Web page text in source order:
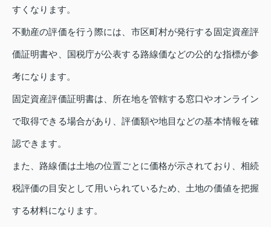
すくなります。
不動産の評価を行う際には、市区町村が発行する固定資産評
価証明書や、国税庁が公表する路線価などの公的な指標が参
考になります。
固定資産評価証明書は、所在地を管轄する窓口やオンライン
で取得できる場合があり、評価額や地目などの基本情報を確
認できます。
また、路線価は土地の位置ごとに価格が示されており、相続
税評価の目安として用いられているため、土地の価値を把握
する材料になります。